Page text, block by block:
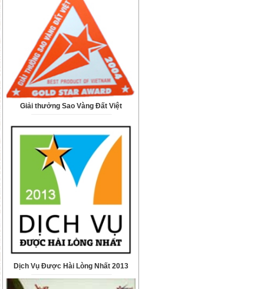
Giải thưởng Sao Vàng Đất Việt
Dịch Vụ Được Hài Lòng Nhất 2013